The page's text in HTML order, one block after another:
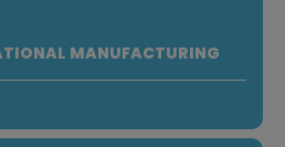
MANUFACTURING